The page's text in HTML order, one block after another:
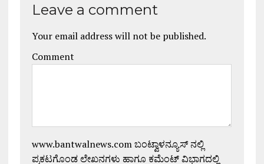
Leave a comment
Your email address will not be published.
Comment
www.bantwalnews.com ಬಂಟ್ವಾಳನ್ಯೂಸ್ ನಲ್ಲಿ
ಪ್ರಕಟಗೊಂಡ ಲೇಖನಗಳು ಹಾಗೂ ಕಮೆಂಟ್ ವಿಭಾಗದಲ್ಲಿ